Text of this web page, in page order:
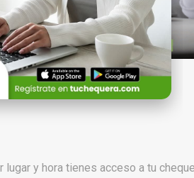
lugar y hora tienes acceso a tu